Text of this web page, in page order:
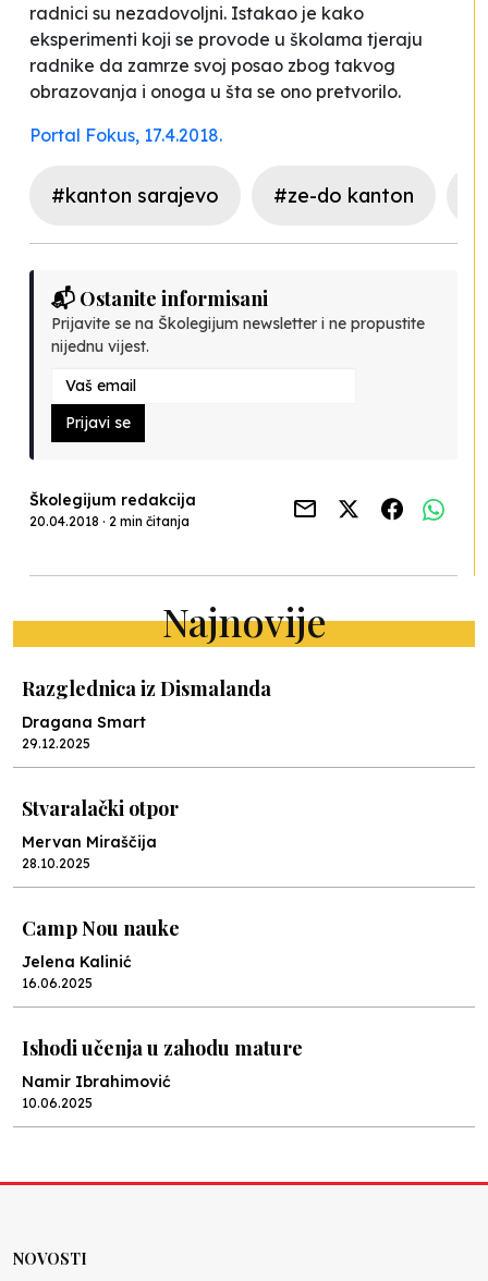
radnici su nezadovoljni. Istakao je kako
eksperimenti koji se provode u školama tjeraju
radnike da zamrze svoj posao zbog takvog
obrazovanja i onoga u šta se ono pretvorilo.
Portal Fokus, 17.4.2018.
#kanton sarajevo #ze-do kanton
📬 Ostanite informisani
Prijavite se na Školegijum newsletter i ne propustite
nijednu vijest.
Prijavi se
Školegijum redakcija
20.04.2018 · 2 min čitanja
Najnovije
Razglednica iz Dismalanda
Dragana Smart
29.12.2025
Stvaralački otpor
Mervan Miraščija
28.10.2025
Camp Nou nauke
Jelena Kalinić
16.06.2025
Ishodi učenja u zahodu mature
Namir Ibrahimović
10.06.2025
NOVOSTI